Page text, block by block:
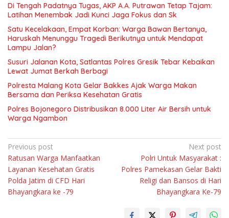
Di Tengah Padatnya Tugas, AKP A.A. Putrawan Tetap Tajam:
Latihan Menembak Jadi Kunci Jaga Fokus dan Sk
Satu Kecelakaan, Empat Korban: Warga Bawan Bertanya,
Haruskah Menunggu Tragedi Berikutnya untuk Mendapat
Lampu Jalan?
Susuri Jalanan Kota, Satlantas Polres Gresik Tebar Kebaikan
Lewat Jumat Berkah Berbagi
Polresta Malang Kota Gelar Bakkes Ajak Warga Makan
Bersama dan Periksa Kesehatan Gratis
Polres Bojonegoro Distribusikan 8.000 Liter Air Bersih untuk
Warga Ngambon
Navigasi
pos
Previous post
Ratusan Warga Manfaatkan
Layanan Kesehatan Gratis
Polda Jatim di CFD Hari
Bhayangkara ke -79
Next post
Polri Untuk Masyarakat :
Polres Pamekasan Gelar Bakti
Religi dan Bansos di Hari
Bhayangkara Ke-79